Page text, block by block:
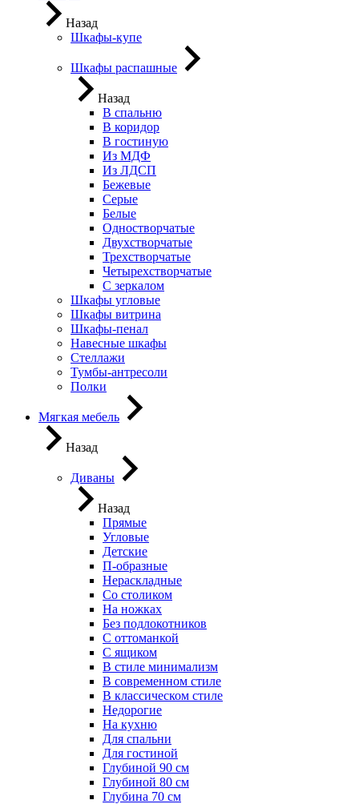
Назад
Шкафы-купе
Шкафы распашные
Назад
В спальню
В коридор
В гостиную
Из МДФ
Из ЛДСП
Бежевые
Серые
Белые
Одностворчатые
Двухстворчатые
Трехстворчатые
Четырехстворчатые
С зеркалом
Шкафы угловые
Шкафы витрина
Шкафы-пенал
Навесные шкафы
Стеллажи
Тумбы-антресоли
Полки
Мягкая мебель
Назад
Диваны
Назад
Прямые
Угловые
Детские
П-образные
Нераскладные
Со столиком
На ножках
Без подлокотников
С оттоманкой
С ящиком
В стиле минимализм
В современном стиле
В классическом стиле
Недорогие
На кухню
Для спальни
Для гостиной
Глубиной 90 см
Глубиной 80 см
Глубина 70 см